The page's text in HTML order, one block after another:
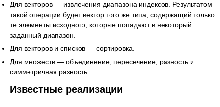
Для векторов — извлечения диапазона индексов. Результатом
такой операции будет вектор того же типа, содержащий только
те элементы исходного, которые попадают в некоторый
заданный диапазон.
Для векторов и списков — сортировка.
Для множеств — объединение, пересечение, разность и
симметричная разность.
Известные реализации